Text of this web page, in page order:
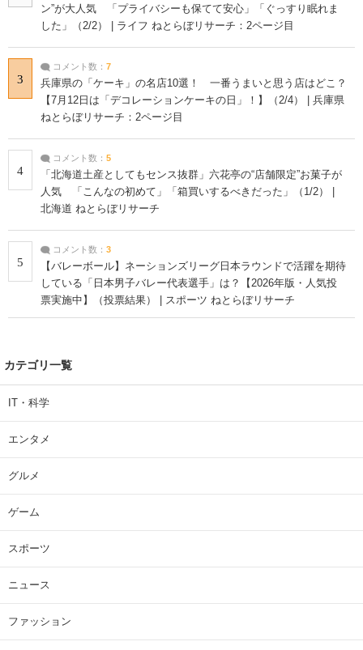
ン”が大人気 「プライバシーも保てて安心」「ぐっすり眠れま
した」（2/2） | ライフ ねとらぼリサーチ：2ページ目
3
コメント数： 7
兵庫県の「ケーキ」の名店10選！ 一番うまいと思う店はどこ？
【7月12日は「デコレーションケーキの日」！】（2/4） | 兵庫県
ねとらぼリサーチ：2ページ目
4
コメント数： 5
「北海道土産としてもセンス抜群」六花亭の“店舗限定”お菓子が
人気 「こんなの初めて」「箱買いするべきだった」（1/2） |
北海道 ねとらぼリサーチ
5
コメント数： 3
【バレーボール】ネーションズリーグ日本ラウンドで活躍を期待
している「日本男子バレー代表選手」は？【2026年版・人気投
票実施中】（投票結果） | スポーツ ねとらぼリサーチ
カテゴリ一覧
IT・科学
エンタメ
グルメ
ゲーム
スポーツ
ニュース
ファッション